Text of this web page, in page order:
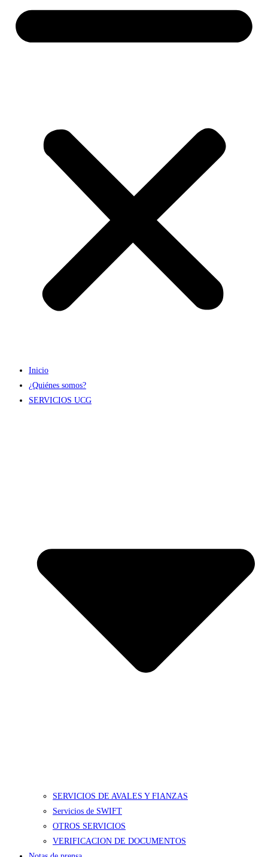
Inicio
¿Quiénes somos?
SERVICIOS UCG
SERVICIOS DE AVALES Y FIANZAS
Servicios de SWIFT
OTROS SERVICIOS
VERIFICACION DE DOCUMENTOS